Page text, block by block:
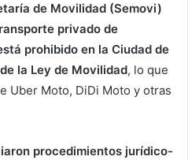
de Movilidad (Semovi)
privado de
prohibido en la Ciudad de
la Ley de Movilidad, lo que
Uber Moto, DiDi Moto y otras
procedimientos jurídico-